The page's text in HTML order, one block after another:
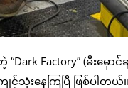
Factory” (မီးမှောင်
းနေကြပြီ ဖြစ်ပါတယ်။